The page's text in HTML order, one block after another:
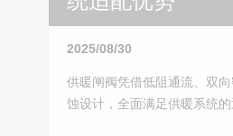
2025/08/30
供暖闸阀凭借低阻通流、双
蚀设计，全面满足供暖系统